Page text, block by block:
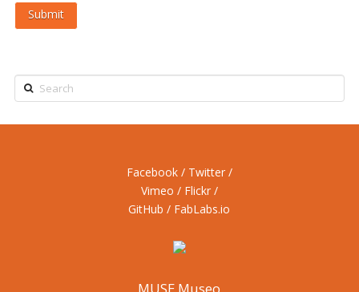
Search
Facebook/ Twitter/
Vimeo / Flickr/
GitHub / FabLabs.io